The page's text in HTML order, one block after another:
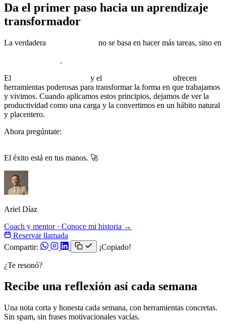
Da el primer paso hacia un aprendizaje
transformador
La verdadera
no se basa en hacer más tareas, sino en
.
El
y el
ofrecen
herramientas poderosas para transformar la forma en que trabajamos
y vivimos. Cuando aplicamos estos principios, dejamos de ver la
productividad como una carga y la convertimos en un hábito natural
y placentero.
Ahora pregúntate:
El éxito está en tus manos. 🚀
Ariel Díaz
Coach y mentor · Conoce mi historia →
Reservar llamada
Compartir:
¡Copiado!
¿Te resonó?
Recibe una reflexión así cada semana
Una nota corta y honesta cada semana, con herramientas concretas.
Sin spam, sin frases motivacionales vacías.